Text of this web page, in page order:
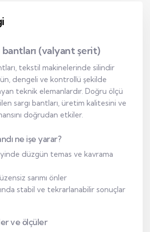
bantları (valyant şerit)
tekstil makinelerinde silindir
dengeli ve kontrollü şekilde
teknik elemanlardır. Doğru ölçü
sargı bantları, üretim kalitesini ve
doğrudan etkiler.
ne işe yarar?
düzgün temas ve kavrama
sarımı önler
stabil ve tekrarlanabilir sonuçlar
ve ölçüler